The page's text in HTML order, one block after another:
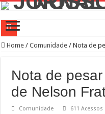
Campanha de Multivacinação
Pedal de Ativação da Trilha
2º Festival Nordeste in Sampa no
2ª Reunião Ordinária do Comitê
Home / Comunidade / Nota de
Nota de
de Nelson
Comunidade 611 Acessos